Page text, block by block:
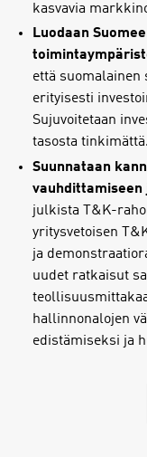
kasvavia
Luodaan
että suomalainen
erityisesti
Sujuvoitetaan
tasosta tinkimättä.
Suunnataan
vauhdittamiseen
julkista T&K-
yritysvetoisen
ja
uudet ratkaisut
hallinnonalojen
edistämiseksi ja